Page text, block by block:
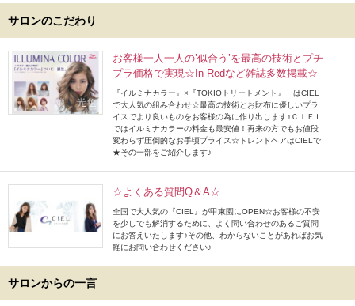
サロンのこだわり
お客様一人一人の’似合う’を最高の技術とプチ
プラ価格で実現☆In Redなど雑誌多数掲載☆
『イルミナカラー』×『TOKIOトリートメント』 はCIEL
で大人気の組み合わせ☆最高の技術とお財布に優しいプラ
イスでより良いものをお客様の為に作り出します♪ＣＩＥＬ
ではイルミナカラーの料金も最安値！再来の方でもお値段
変わらず圧倒的なお手頃プライス☆トレンドヘアはCIELで
★その一部をご紹介します♪
☆よくある質問Q＆A☆
全国で大人気の『CIEL』が甲東園にOPEN☆お客様の不安
を少しでも解消するために、よく問い合わせのあるご質問
にお答えいたします♪その他、わからないことがあればお気
軽にお問い合わせください♪
サロンからの一言